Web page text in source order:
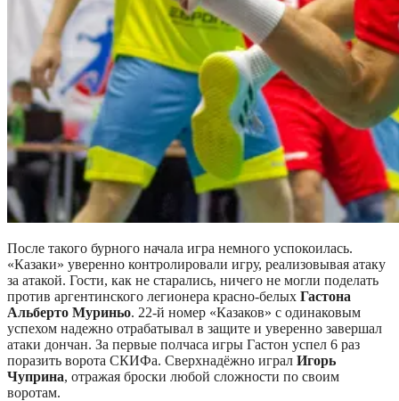
После такого бурного начала игра немного успокоилась.
«Казаки» уверенно контролировали игру, реализовывая атаку
за атакой. Гости, как не старались, ничего не могли поделать
против аргентинского легионера красно-белых Гастона
Альберто Муриньо. 22-й номер «Казаков» с одинаковым
успехом надежно отрабатывал в защите и уверенно завершал
атаки дончан. За первые полчаса игры Гастон успел 6 раз
поразить ворота СКИФа. Сверхнадёжно играл Игорь
Чуприна, отражая броски любой сложности по своим
воротам.